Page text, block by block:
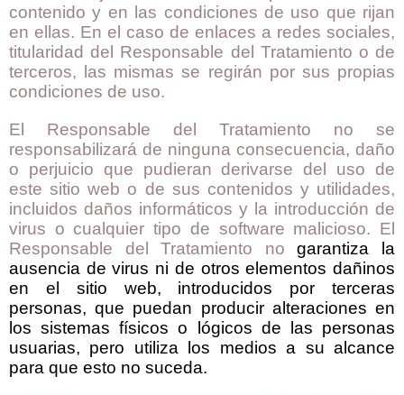
contenido y en las condiciones de uso que rijan
en ellas. En el caso de enlaces a redes sociales,
titularidad del Responsable del Tratamiento o de
terceros, las mismas se regirán por sus propias
condiciones de uso.
El Responsable del Tratamiento no se
responsabilizará de ninguna consecuencia, daño
o perjuicio que pudieran derivarse del uso de
este sitio web o de sus contenidos y utilidades,
incluidos daños informáticos y la introducción de
virus o cualquier tipo de software malicioso. El
Responsable del Tratamiento nogarantiza la
ausencia de virus ni de otros elementos dañinos
en el sitio web, introducidos por terceras
personas, que puedan producir alteraciones en
los sistemas físicos o lógicos de las personas
usuarias, pero utiliza los medios a su alcance
para que esto no suceda.